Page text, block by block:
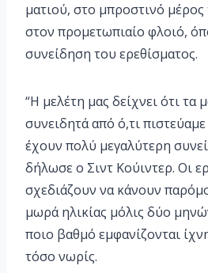
ματιού, στο μπροστινό
στον προμετωπιαίο φλοιό,
συνείδηση του ερεθίσματος.
“Η μελέτη μας δείχνει ότι τα
συνειδητά από ό,τι
έχουν πολύ μεγαλύτερη
δήλωσε ο Σιντ Κούιντερ. Οι
σχεδιάζουν να κάνουν
μωρά ηλικίας μόλις δύο
ποιο βαθμό εμφανίζονται
τόσο νωρίς.